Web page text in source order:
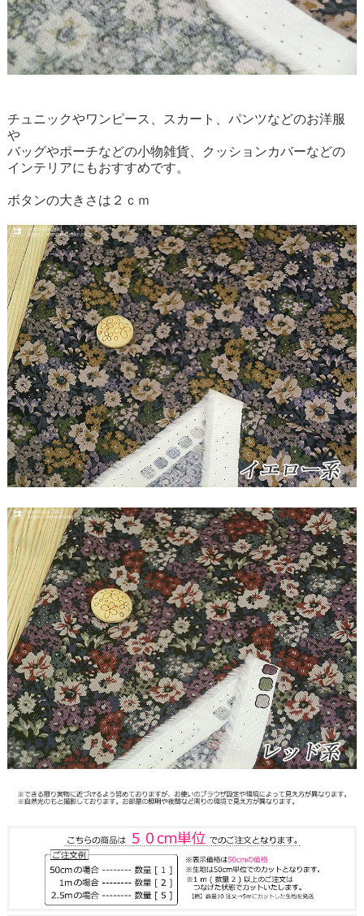
チュニックやワンピース、スカート、パンツなどのお洋服
や
バッグやポーチなどの小物雑貨、クッションカバーなどの
インテリアにもおすすめです。
ボタンの大きさは２ｃｍ